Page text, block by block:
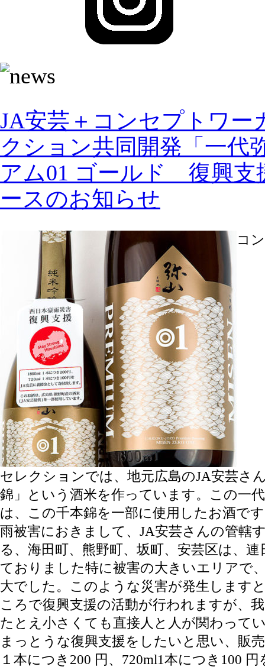
JA安芸＋コンセプトワー
クション共同開発「一代
アム01 ゴールド 復興支
ースのお知らせ
コ
セレクションでは、地元広島のJA安芸さ
錦」という酒米を作っています。この一
は、この千本錦を一部に使用したお酒で
雨被害におきまして、JA安芸さんの管轄
る、海田町、熊野町、坂町、安芸区は、
ておりました特に被害の大きいエリアで
大でした。このような災害が発生します
ころで復興支援の活動が行われますが、
たとえ小さくても直接人と人が関わって
まっとうな復興支援をしたいと思い、販
１本につき200 円、720ml1本につき100